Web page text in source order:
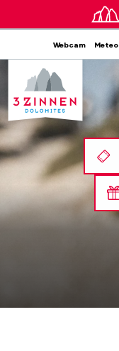
Webcam Meteo